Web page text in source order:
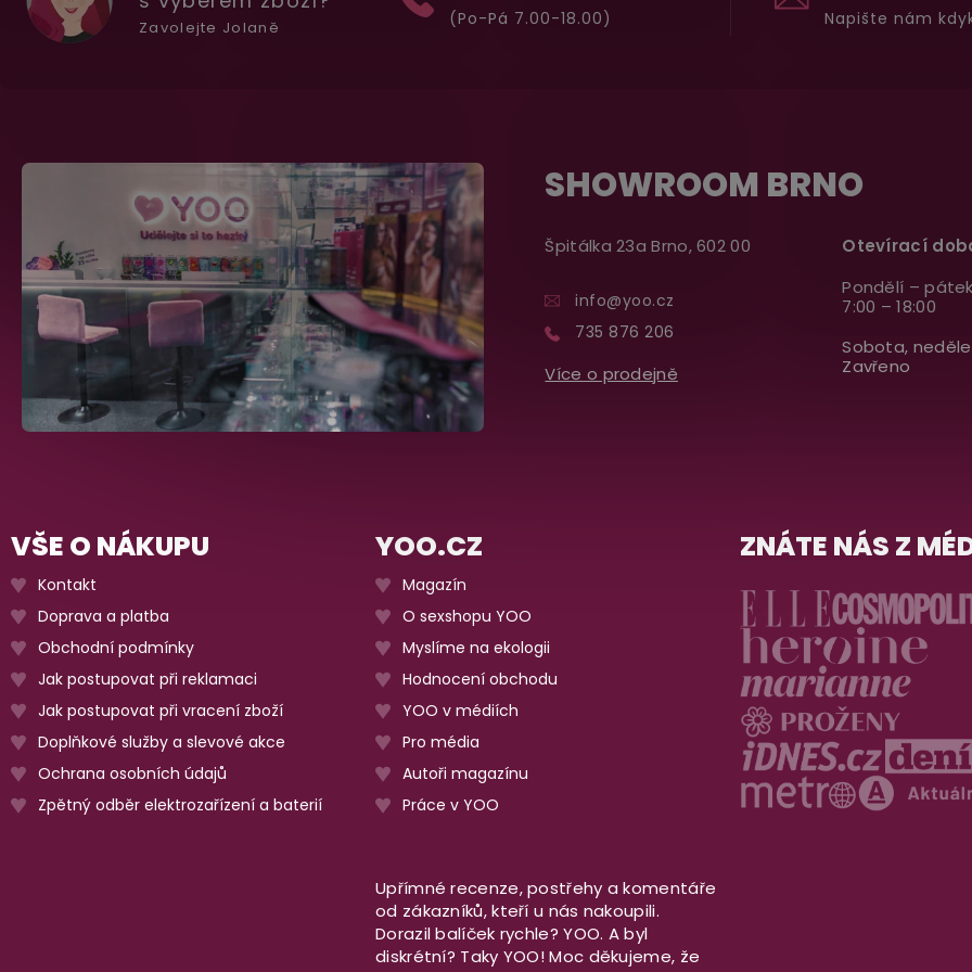
Napište nám
(Po-Pá 7.00-18.00)
Zavolejte Jolaně
SHOWROOM BRNO
Špitálka 23a Brno, 602 00
info@yoo.cz
735 876 206
Více o prodejně
Otevírací
Pondělí –
7:00 – 18:00
Sobota, neděle
Zavřeno
VŠE O NÁKUPU
Kontakt
Doprava a platba
Obchodní podmínky
Jak postupovat při reklamaci
Jak postupovat při vracení zboží
Doplňkové služby a slevové akce
Ochrana osobních údajů
Zpětný odběr elektrozařízení a baterií
YOO.CZ
Magazín
O sexshopu YOO
Myslíme na ekologii
Hodnocení obchodu
YOO v médiích
Pro média
Autoři magazínu
Práce v YOO
ZNÁTE NÁS Z
Upřímné recenze, postřehy a komentáře
od zákazníků, kteří u nás nakoupili.
Dorazil balíček rychle? YOO. A byl
diskrétní? Taky YOO! Moc děkujeme, že